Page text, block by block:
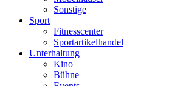
Sonstige
Sport
Fitnesscenter
Sportartikelhandel
Unterhaltung
Kino
Bühne